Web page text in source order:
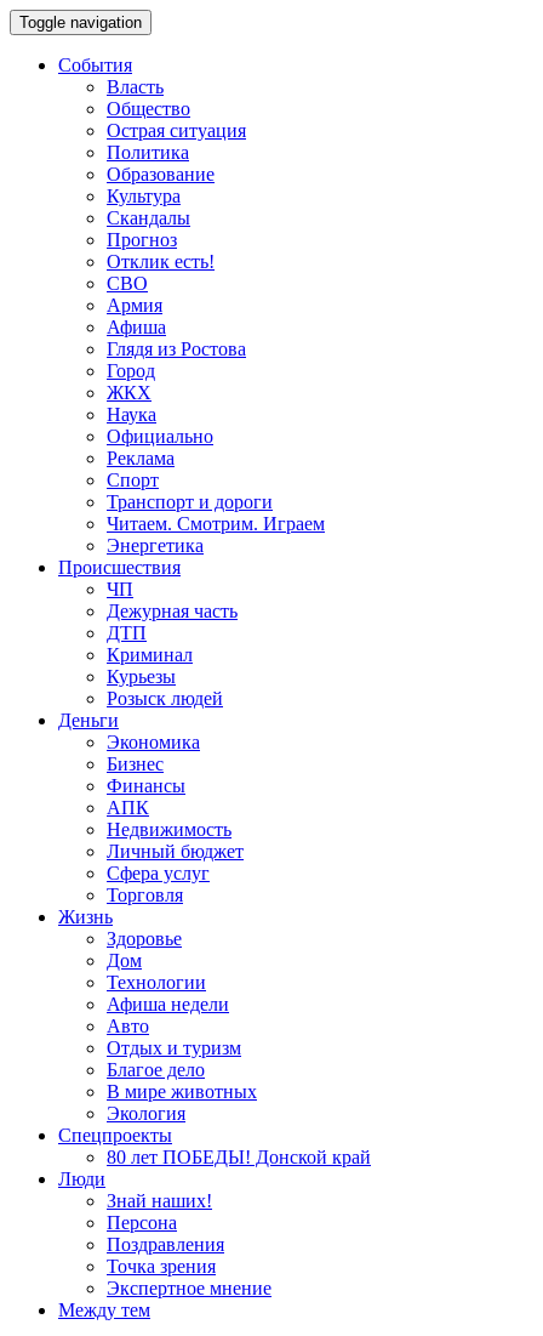
Toggle navigation
События
Власть
Общество
Острая ситуация
Политика
Образование
Культура
Скандалы
Прогноз
Отклик есть!
СВО
Армия
Афиша
Глядя из Ростова
Город
ЖКХ
Наука
Официально
Реклама
Спорт
Транспорт и дороги
Читаем. Смотрим. Играем
Энергетика
Происшествия
ЧП
Дежурная часть
ДТП
Криминал
Курьезы
Розыск людей
Деньги
Экономика
Бизнес
Финансы
АПК
Недвижимость
Личный бюджет
Сфера услуг
Торговля
Жизнь
Здоровье
Дом
Технологии
Афиша недели
Авто
Отдых и туризм
Благое дело
В мире животных
Экология
Спецпроекты
80 лет ПОБЕДЫ! Донской край
Люди
Знай наших!
Персона
Поздравления
Точка зрения
Экспертное мнение
Между тем